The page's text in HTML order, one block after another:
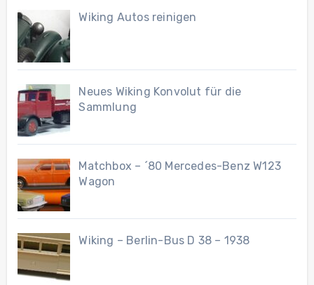
Wiking Autos reinigen
Neues Wiking Konvolut für die
Sammlung
Matchbox – ´80 Mercedes-Benz W123
Wagon
Wiking – Berlin-Bus D 38 – 1938